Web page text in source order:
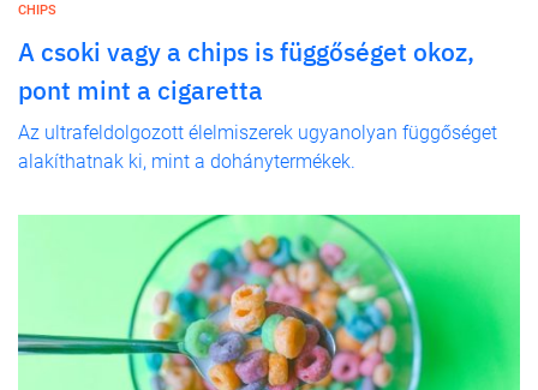
CHIPS
A csoki vagy a chips is függőséget okoz,
pont mint a cigaretta
Az ultrafeldolgozott élelmiszerek ugyanolyan függőséget
alakíthatnak ki, mint a dohánytermékek.